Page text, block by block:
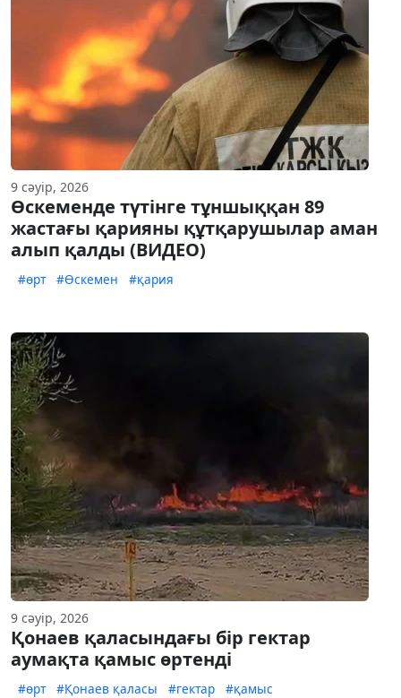
9 сәуір, 2026
Өскеменде түтінге тұншыққан 89
жастағы қарияны құтқарушылар аман
алып қалды (ВИДЕО)
#өрт #Өскемен #қария
9 сәуір, 2026
Қонаев қаласындағы бір гектар
аумақта қамыс өртенді
#өрт #Қонаев қаласы #гектар #қамыс